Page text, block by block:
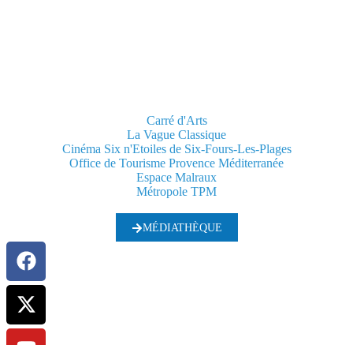
Carré d'Arts
La Vague Classique
Cinéma Six n'Etoiles de Six-Fours-Les-Plages
Office de Tourisme Provence Méditerranée
Espace Malraux
Métropole TPM
MÉDIATHÈQUE